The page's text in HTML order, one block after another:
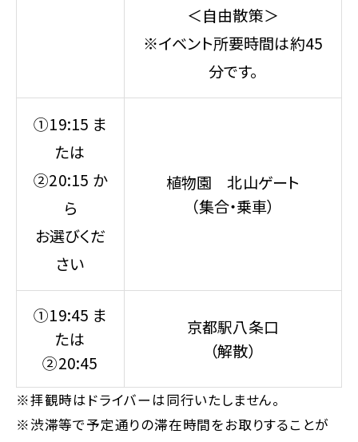
＜自由散策＞
※イベント所要時間は約45
分です。
①19:15 ま
たは
②20:15 か
ら
お選びくだ
さい
植物園 北山ゲート
（集合・乗車）
①19:45 ま
たは
②20:45
京都駅八条口
（解散）
※拝観時はドライバーは同行いたしません。
※渋滞等で予定通りの滞在時間をお取りすることが